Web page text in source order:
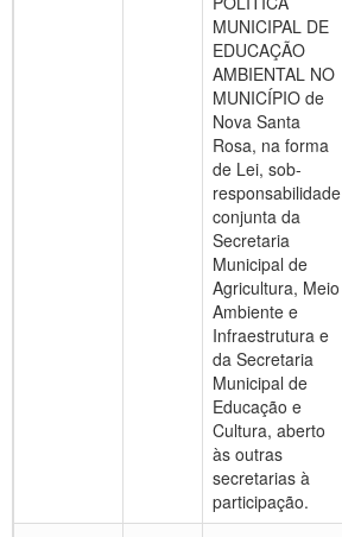
MUNICIPAL DE
EDUCAÇÃO
AMBIENTAL NO
MUNICÍPIO de
Nova Santa
Rosa, na forma
de Lei, sob-
responsabilidade
conjunta da
Secretaria
Municipal de
Agricultura, Meio
Ambiente e
Infraestrutura e
da Secretaria
Municipal de
Educação e
Cultura, aberto
às outras
secretarias à
participação.